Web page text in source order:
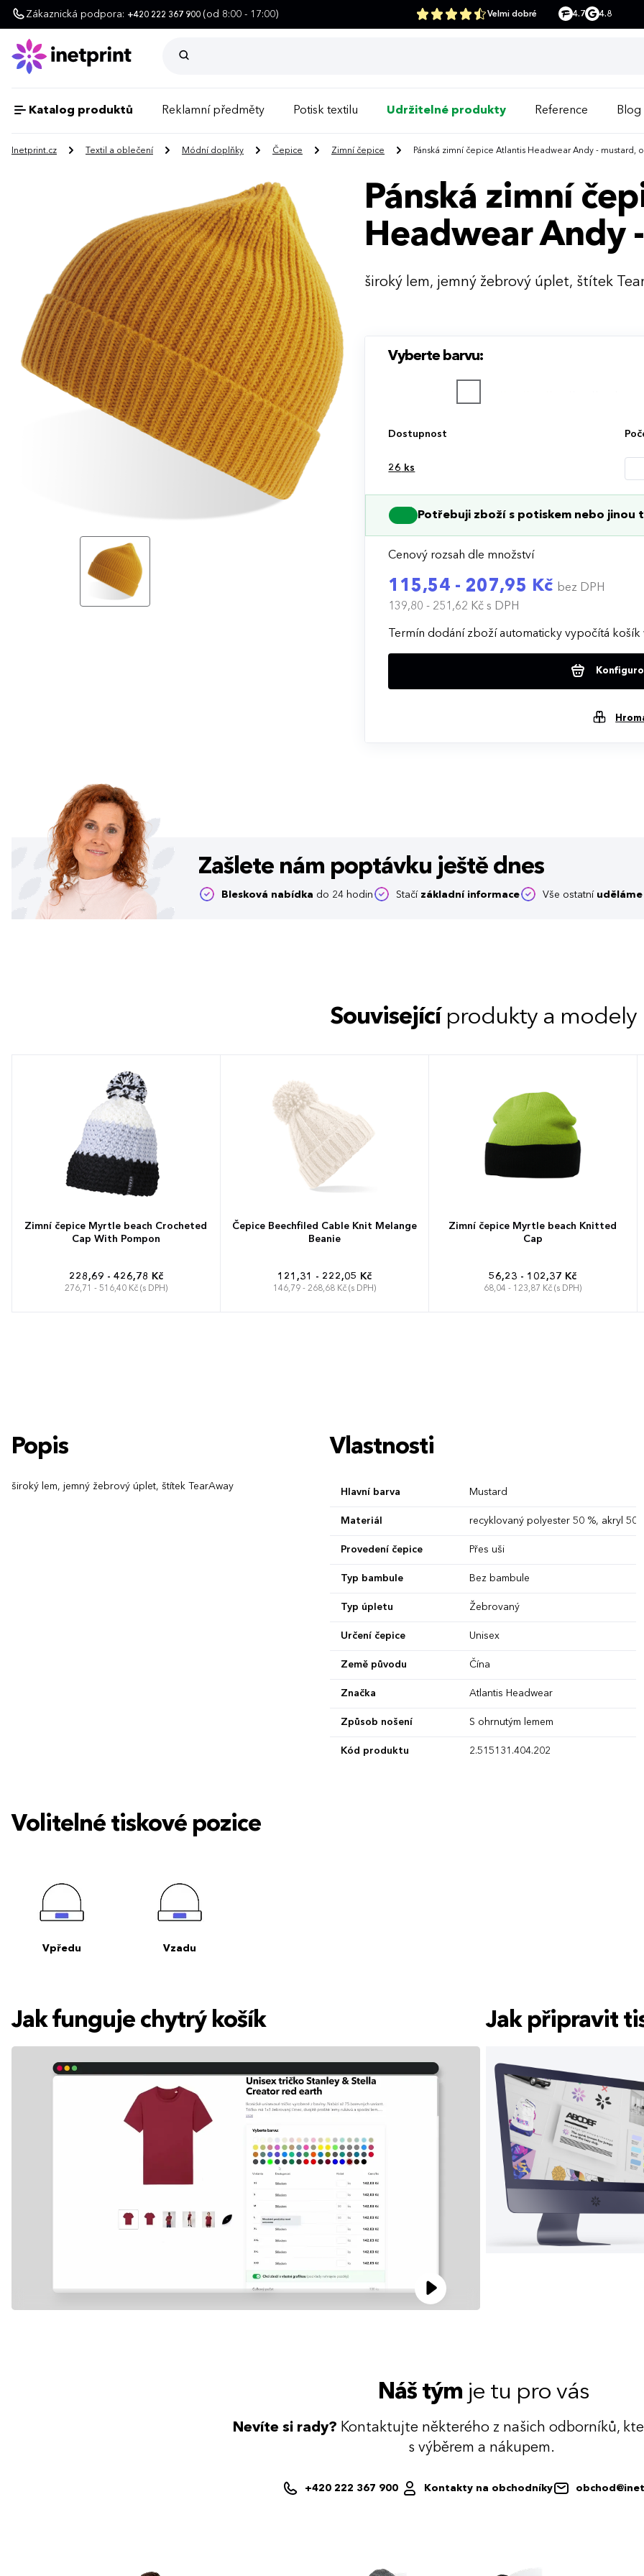
Zákaznická podpora: +420 222 367 900 (od 8:00 - 17:00) Velmi dobré 4.7 4.8
Katalog produktů Reklamní předměty Potisk textilu Udržitelné produkty Reference Blog
Inetprint.cz Textil a oblečení Módní doplňky Čepice Zimní čepice Pánská zimní čepice Atlantis Headwear Andy - mustard,
Pánská zimní
Headwear Andy
široký lem, jemný žebrový úplet, štítek
Vyberte barvu:
Dostupnost
26 ks
Potřebuji zboží s potiskem nebo jinou
Cenový rozsah dle množství
115,54 - 207,95 Kč bez DPH
139,80 - 251,62 Kčs DPH
Termín dodání zboží automaticky vypočítá
Zašlete nám poptávku ještě dnes
Blesková nabídka do 24 hodin Stačí základní informace Vše ostatní uděláme
Související produkty a modely
Zimní čepice Myrtle beach Crocheted
Cap With Pompon
228,69 - 426,78 Kč
276,71 - 516,40 Kč (s DPH)
Čepice Beechfiled Cable Knit Melange
Beanie
121,31 - 222,05 Kč
146,79 - 268,68 Kč (s DPH)
Zimní čepice Myrtle beach Knitted
Cap
56,23 - 102,37 Kč
68,04 - 123,87 Kč (s DPH)
Popis
široký lem, jemný žebrový úplet, štítek TearAway
Vlastnosti
Hlavní barva Mustard
Materiál recyklovaný polyester 50 %, akryl 50 %
Provedení čepice Přes uši
Typ bambule Bez bambule
Typ úpletu Žebrovaný
Určení čepice Unisex
Země původu Čína
Značka Atlantis Headwear
Způsob nošení S ohrnutým lemem
Kód produktu 2.515131.404.202
Volitelné tiskové pozice
Vpředu Vzadu
Jak funguje chytrý košík Jak připravit
Náš tým je tu pro vás
Nevíte si rady? Kontaktujte některého z našich odborníků,
s výběrem a nákupem.
+420 222 367 900 Kontakty na obchodníky